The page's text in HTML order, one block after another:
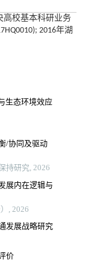
高校基本科研业务
2016年湖